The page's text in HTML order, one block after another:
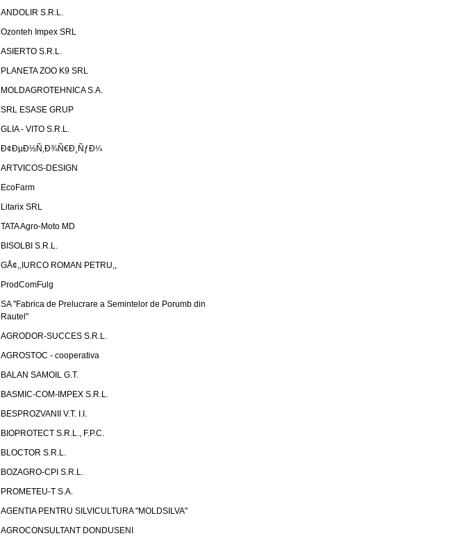
ANDOLIR S.R.L.
Ozonteh Impex SRL
ASIERTO S.R.L.
PLANETA ZOO K9 SRL
MOLDAGROTEHNICA S.A.
SRL ESASE GRUP
GLIA - VITO S.R.L.
Ð¢ÐµÐ½Ñ‚Ð¾Ñ€Ð¸ÑƒÐ¼
ARTVICOS-DESIGN
EcoFarm
Litarix SRL
TATA Agro-Moto MD
BISOLBI S.R.L.
GÅ¢,,IURCO ROMAN PETRU,,
ProdComFulg
SA "Fabrica de Prelucrare a Semintelor de Porumb din
Rautel"
AGRODOR-SUCCES S.R.L.
AGROSTOC - cooperativa
BALAN SAMOIL G.T.
BASMIC-COM-IMPEX S.R.L.
BESPROZVANII V.T. I.I.
BIOPROTECT S.R.L., F.P.C.
BLOCTOR S.R.L.
BOZAGRO-CPI S.R.L.
PROMETEU-T S.A.
AGENTIA PENTRU SILVICULTURA "MOLDSILVA"
AGROCONSULTANT DONDUSENI